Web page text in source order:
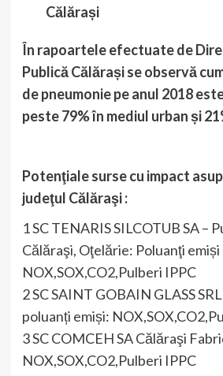
Călărași
În rapoartele efectuate de
Publică Călărași se observă
de pneumonie pe anul 2018
peste 79% în mediul urban și
Potenţiale surse cu impact
judeţul Călăraşi :
1 SC TENARIS SILCOTUB SA –
Călăraşi, Oţelărie: Poluanţi emiși
NOX,SOX,CO2,Pulberi IPPC
2 SC SAINT GOBAIN GLASS
poluanți emiși:
3 SC COMCEH SA Călăraşi
NOX,SOX,CO2,Pulberi IPPC